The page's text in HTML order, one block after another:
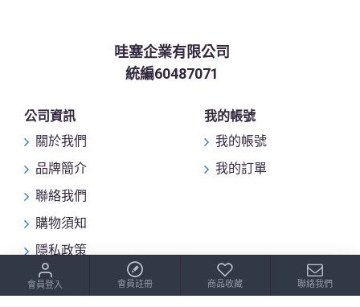
哇塞企業有限公司
統編60487071
公司資訊
關於我們
品牌簡介
聯絡我們
購物須知
隱私政策
我的帳號
我的帳號
我的訂單
Copyright © 2025, wasai.com.tw, All Rights Reserved
會員登入 會員註冊 商品收藏 聯絡我們